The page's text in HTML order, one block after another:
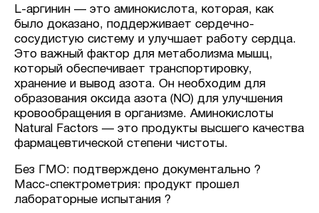
L-аргинин — это аминокислота, которая, как
было доказано, поддерживает сердечно-
сосудистую систему и улучшает работу сердца.
Это важный фактор для метаболизма мышц,
который обеспечивает транспортировку,
хранение и вывод азота. Он необходим для
образования оксида азота (NO) для улучшения
кровообращения в организме. Аминокислоты
Natural Factors — это продукты высшего качества
фармацевтической степени чистоты.
Без ГМО: подтверждено документально ?
Масс-спектрометрия: продукт прошел
лабораторные испытания ?